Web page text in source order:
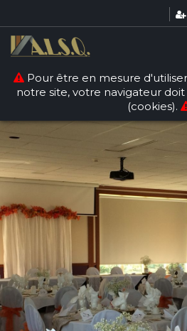
Pour être en mesure
notre site, votre navigateur
(cookies).